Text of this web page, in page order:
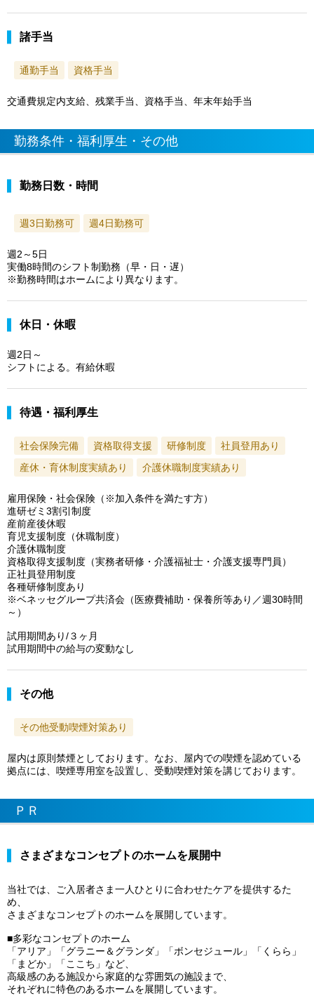
諸手当
通勤手当 資格手当
交通費規定内支給、残業手当、資格手当、年末年始手当
勤務条件・福利厚生・その他
勤務日数・時間
週3日勤務可 週4日勤務可
週2～5日
実働8時間のシフト制勤務（早・日・遅）
※勤務時間はホームにより異なります。
休日・休暇
週2日～
シフトによる。有給休暇
待遇・福利厚生
社会保険完備 資格取得支援 研修制度
社員登用あり
産休・育休制度実績あり
介護休職制度実績あり
雇用保険・社会保険（※加入条件を満たす方）
進研ゼミ3割引制度
産前産後休暇
育児支援制度（休職制度）
介護休職制度
資格取得支援制度（実務者研修・介護福祉士・介護支援専門員）
正社員登用制度
各種研修制度あり
※ベネッセグループ共済会（医療費補助・保養所等あり／週30時間
～）
試用期間あり/３ヶ月
試用期間中の給与の変動なし
その他
その他受動喫煙対策あり
屋内は原則禁煙としております。なお、屋内での喫煙を認めている
拠点には、喫煙専用室を設置し、受動喫煙対策を講じております。
ＰＲ
さまざまなコンセプトのホームを展開中
当社では、ご入居者さま一人ひとりに合わせたケアを提供するた
め、
さまざまなコンセプトのホームを展開しています。
■多彩なコンセプトのホーム
「アリア」「グラニー＆グランダ」「ボンセジュール」「くらら」
「まどか」「ここち」など、
高級感のある施設から家庭的な雰囲気の施設まで、
それぞれに特色のあるホームを展開しています。